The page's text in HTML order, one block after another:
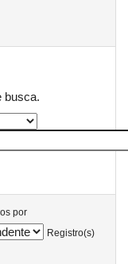
busca.
por
Registro(s)